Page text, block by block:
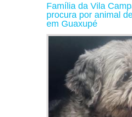
Família da Vila
procura por animal
em Guaxupé